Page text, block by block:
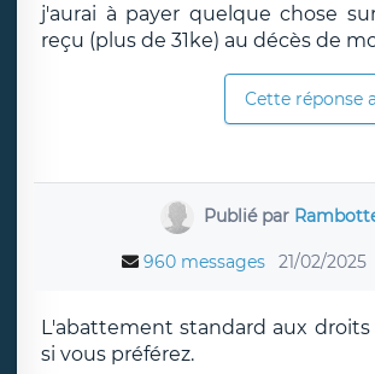
j'aurai à payer quelque chose
reçu (plus de 31ke) au décès de
Cette réponse
Publié par
960 messages 21/02/2025
L'abattement standard aux
si vous préférez.